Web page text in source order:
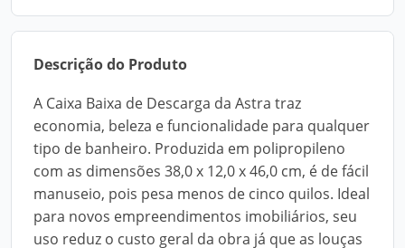
Descrição do Produto
A Caixa Baixa de Descarga da Astra traz
economia, beleza e funcionalidade para qualquer
tipo de banheiro. Produzida em polipropileno
com as dimensões 38,0 x 12,0 x 46,0 cm, é de fácil
manuseio, pois pesa menos de cinco quilos. Ideal
para novos empreendimentos imobiliários, seu
uso reduz o custo geral da obra já que as louças